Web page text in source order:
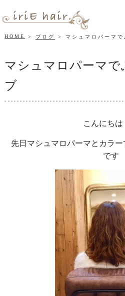
HOME ブログ マシュマロパーマ
マシュマロパーマで
ブ
こんにちは
先日マシュマロパーマとカラ
です